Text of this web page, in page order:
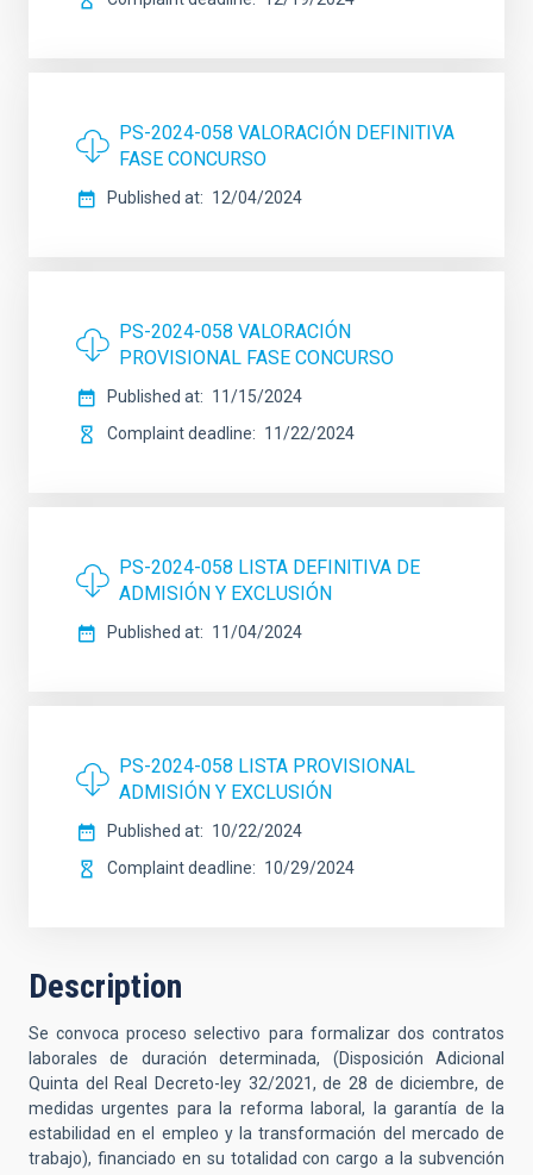
PS-2024-058 VALORACIÓN DEFINITIVA
FASE CONCURSO
Published at 12/04/2024
PS-2024-058 VALORACIÓN
PROVISIONAL FASE CONCURSO
Published at
11/15/2024
Complaint deadline
11/22/2024
PS-2024-058 LISTA DEFINITIVA DE
ADMISIÓN Y EXCLUSIÓN
Published at 11/04/2024
PS-2024-058 LISTA PROVISIONAL
ADMISIÓN Y EXCLUSIÓN
Published at
10/22/2024
Complaint deadline
10/29/2024
Description
Se convoca proceso selectivo para formalizar dos contratos
laborales de duración determinada, (Disposición Adicional
Quinta del Real Decreto-ley 32/2021, de 28 de diciembre, de
medidas urgentes para la reforma laboral, la garantía de la
estabilidad en el empleo y la transformación del mercado de
trabajo), financiado en su totalidad con cargo a la subvención